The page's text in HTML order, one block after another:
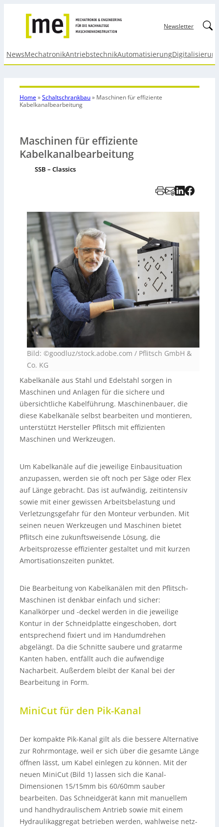
Newsletter
NewsMechatronikAntriebstechnikAutomatisierung
Home»Schaltschrankbau» Maschinen für effiziente
Kabelkanalbearbeitung
Maschinen für effiziente
Kabelkanalbearbeitung
SSB – Classics
Bild: ©goodluz/stock.adobe.com / Pflitsch GmbH &
Co. KG
Kabelkanäle aus Stahl und Edelstahl sorgen in
Maschinen und Anlagen für die sichere und
übersichtliche Kabelführung. Maschinenbauer, die
diese Kabelkanäle selbst bearbeiten und montieren,
unterstützt Hersteller Pflitsch mit effizienten
Maschinen und Werkzeugen.
Um Kabelkanäle auf die jeweilige Einbausituation
anzupassen, werden sie oft noch per Säge oder Flex
auf Länge gebracht. Das ist aufwändig, zeitintensiv
sowie mit einer gewissen Arbeitsbelastung und
Verletzungsgefahr für den Monteur verbunden. Mit
seinen neuen Werkzeugen und Maschinen bietet
Pflitsch eine zukunftsweisende Lösung, die
Arbeitsprozesse effizienter gestaltet und mit kurzen
Amortisationszeiten punktet.
Die Bearbeitung von Kabelkanälen mit den Pflitsch-
Maschinen ist denkbar einfach und sicher:
Kanalkörper und -deckel werden in die jeweilige
Kontur in der Schneidplatte eingeschoben, dort
entsprechend fixiert und im Handumdrehen
abgelängt. Da die Schnitte saubere und gratarme
Kanten haben, entfällt auch die aufwendige
Nacharbeit. Außerdem bleibt der Kanal bei der
Bearbeitung in Form.
MiniCut für den Pik-Kanal
Der kompakte Pik-Kanal gilt als die bessere Alternative
zur Rohrmontage, weil er sich über die gesamte Länge
öffnen lässt, um Kabel einlegen zu können. Mit der
neuen MiniCut (Bild 1) lassen sich die Kanal-
Dimensionen 15/15mm bis 60/60mm sauber
bearbeiten. Das Schneidgerät kann mit manuellem
und handhydraulischem Antrieb sowie mit einem
Hydraulikaggregat betrieben werden, wahlweise netz-